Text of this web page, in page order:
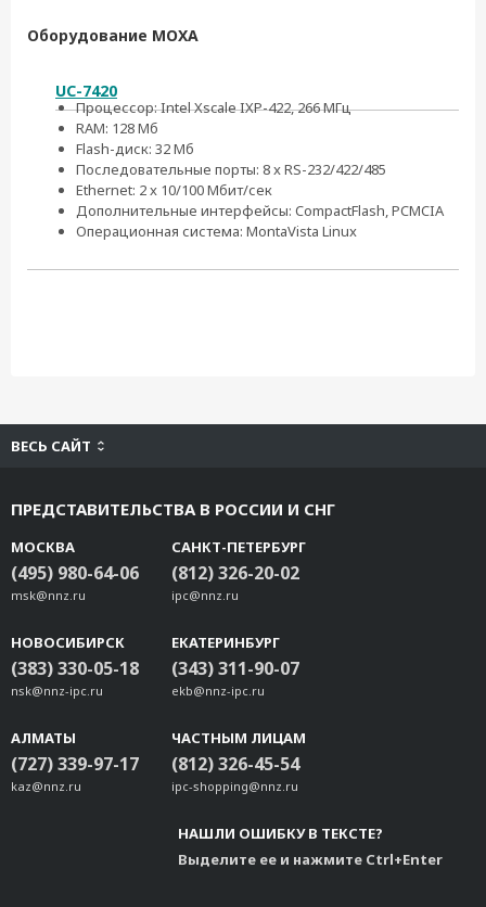
Оборудование MOXA
UC-7420
Процессор: Intel Xscale IXP-422, 266 МГц
RAM: 128 Мб
Flash-диск: 32 Мб
Последовательные порты: 8 x RS-232/422/485
Ethernet: 2 x 10/100 Мбит/сек
Дополнительные интерфейсы: CompactFlash, PCMCIA
Операционная система: MontaVista Linux
ВЕСЬ САЙТ
ПРЕДСТАВИТЕЛЬСТВА В РОССИИ И СНГ
МОСКВА
(495) 980-64-06
msk@nnz.ru
САНКТ-ПЕТЕРБУРГ
(812) 326-20-02
ipc@nnz.ru
НОВОСИБИРСК
(383) 330-05-18
nsk@nnz-ipc.ru
ЕКАТЕРИНБУРГ
(343) 311-90-07
ekb@nnz-ipc.ru
АЛМАТЫ
(727) 339-97-17
kaz@nnz.ru
ЧАСТНЫМ ЛИЦАМ
(812) 326-45-54
ipc-shopping@nnz.ru
НАШЛИ ОШИБКУ В ТЕКСТЕ?
Выделите ее и нажмите Ctrl+Enter